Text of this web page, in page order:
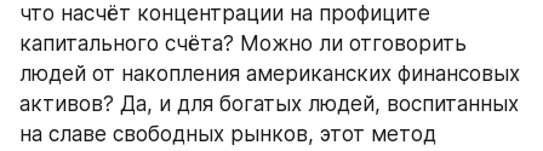
что насчёт концентрации на профиците
капитального счёта? Можно ли отговорить
людей от накопления американских финансовых
активов? Да, и для богатых людей, воспитанных
на славе свободных рынков, этот метод